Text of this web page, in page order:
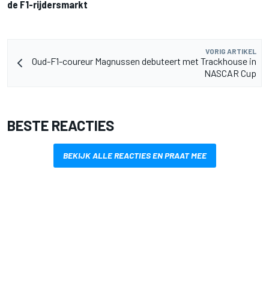
de F1-rijdersmarkt
VORIG ARTIKEL
Oud-F1-coureur Magnussen debuteert met Trackhouse in
NASCAR Cup
BESTE REACTIES
BEKIJK ALLE REACTIES EN PRAAT MEE